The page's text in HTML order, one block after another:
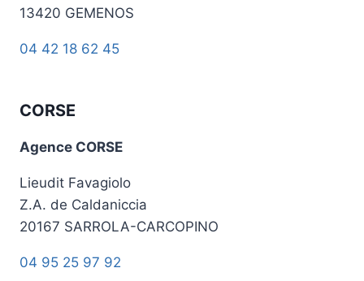
13420 GEMENOS
04 42 18 62 45
CORSE
Agence CORSE
Lieudit Favagiolo
Z.A. de Caldaniccia
20167 SARROLA-CARCOPINO
04 95 25 97 92